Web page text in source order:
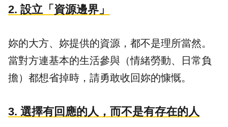
​2. 設立「資源邊界」
妳的大方、妳提供的資源，都不是理所當然。
當對方連基本的生活參與（情緒勞動、日常負
擔）都想省掉時，請勇敢收回妳的慷慨。
​3. 選擇有回應的人，而不是有存在的人